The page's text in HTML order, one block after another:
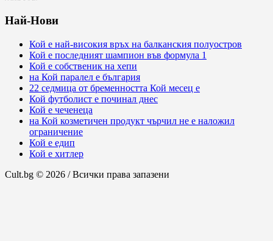
Най-Нови
Кой е най-високия връх на балканския полуостров
Кой е последният шампион във формула 1
Кой е собственик на хепи
на Кой паралел е българия
22 седмица от бременността Кой месец е
Кой футболист е починал днес
Кой е чеченеца
на Кой козметичен продукт чърчил не е наложил
ограничение
Кой е едип
Кой е хитлер
Cult.bg © 2026 / Всички права запазени